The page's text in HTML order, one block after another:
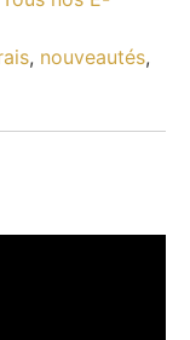
, nouveautés,